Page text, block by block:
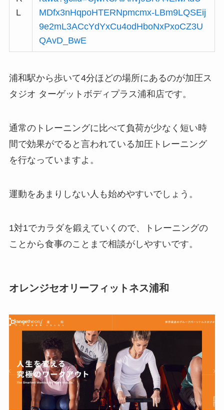
L
MDfx3nHqpoHTERNpmcmx-LBm9LQSEij
9e2mL3ACcYdYxCu4odHboNxPxoCZ3U
QAvD_BwE
浦和駅から歩いて4分ほどの場所にあるのが加圧ス
タジオ ターゲットボディプラス浦和店です。
通常のトレーニングに比べて負荷が少なく短い時
間で効果がでると言われている加圧トレーニング
を行なっていますよ。
運動をあまりしない人も始めやすいでしょう。
1対1でカラダを鍛えていくので、トレーニングの
ことから食事のことまで相談がしやすいです。
オレンジセオリーフィットネス浦和